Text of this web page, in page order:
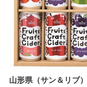
山形県（サン＆リブ）